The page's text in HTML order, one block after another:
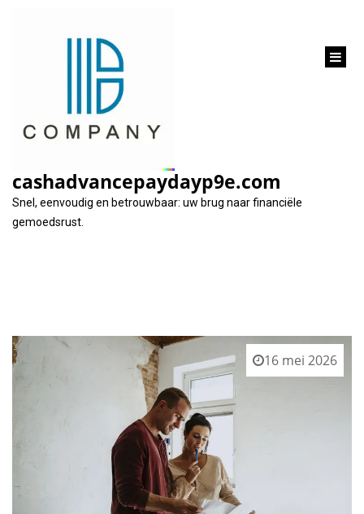
cashadvancepaydayp9e.com
Snel, eenvoudig en betrouwbaar: uw brug naar financiële
gemoedsrust.
Tag:waardevermeerdering
16 mei 2026